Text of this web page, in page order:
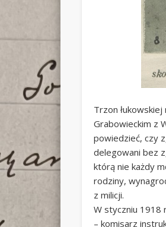
Trzon
Grabowieckim z
powiedzieć, czy
delegowani bez
którą nie każdy
rodziny,
z milicji.
W styczniu 1918
– komisarz